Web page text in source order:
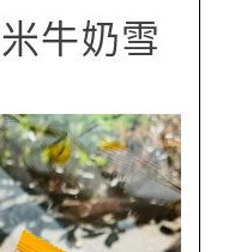
牛奶雪